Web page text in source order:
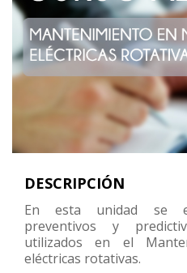
DESCRIPCIÓN
En esta unidad se
preventivos y
utilizados en el
eléctricas rotativas.